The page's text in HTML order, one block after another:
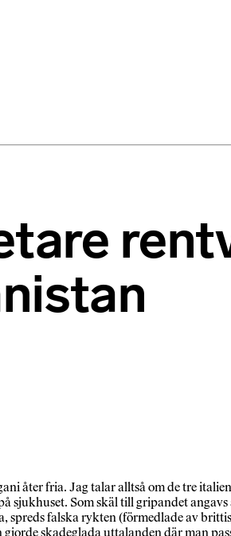
åter fria. Jag talar alltså om de tre
Som skäl till gripandet
falska rykten (förmedlade av
skadeglada uttalanden där man